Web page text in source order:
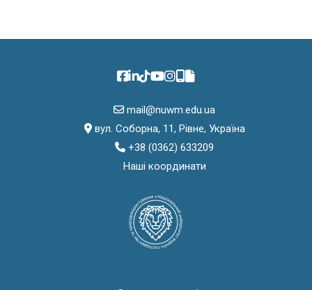
mail@nuwm.edu.ua
вул. Соборна, 11, Рівне, Україна
+38 (0362) 633209
Наші координати